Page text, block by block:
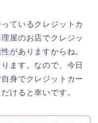
ているクレジットカ
屋のお店でクレジッ
がありますからね。
ます。なので、今日
身でクレジットカー
けると幸いです。